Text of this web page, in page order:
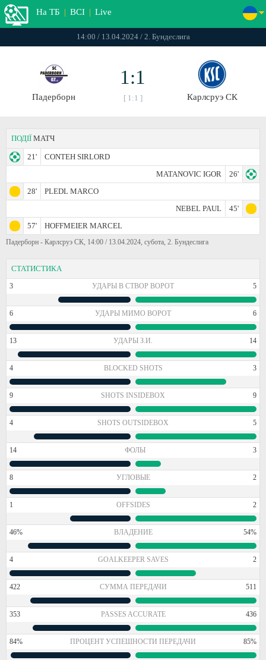
На ТБ | ВСІ | Live
14:00 / 13.04.2024 / 2. Бундеслига
Падерборн
1:1
[ 1:1 ] Карлсруэ СК
ПОДІЇ МАТЧ
21'
CONTEH SIRLORD
MATANOVIC IGOR
26'
28'
PLEDL MARCO
NEBEL PAUL
45'
57'
HOFFMEIER MARCEL
Падерборн - Карлсруэ СК, 14:00 / 13.04.2024, субота, 2. Бундеслига
СТАТИСТИКА
3 УДАРЫ В СТВОР ВОРОТ 5
6 УДАРЫ МИМО ВОРОТ 6
13 УДАРЫ З.И. 14
4 BLOCKED SHOTS 3
9 SHOTS INSIDEBOX 9
4 SHOTS OUTSIDEBOX 5
14 ФОЛЫ 3
8 УГЛОВЫЕ 2
1 OFFSIDES 2
46% ВЛАДЕНИЕ 54%
4 GOALKEEPER SAVES 2
422 СУММА ПЕРЕДАЧИ 511
353 PASSES ACCURATE 436
84% ПРОЦЕНТ УСПЕШНОСТИ ПЕРЕДАЧИ 85%